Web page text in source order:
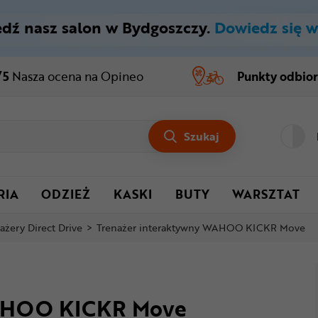
nasz salon w Bydgoszczy. Dowiedz się
Nasza ocena na Opineo Punkty
Szukaj
ODZIEŻ KASKI BUTY WARSZTAT
Direct Drive > Trenażer interaktywny WAHOO KICKR Move
KICKR Move